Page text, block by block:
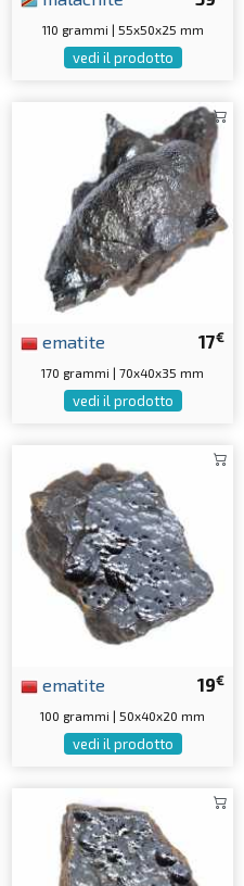
110 grammi | 55x50x25 mm
vedi il prodotto
17€
ematite
170 grammi | 70x40x35 mm
vedi il prodotto
19€
ematite
100 grammi | 50x40x20 mm
vedi il prodotto